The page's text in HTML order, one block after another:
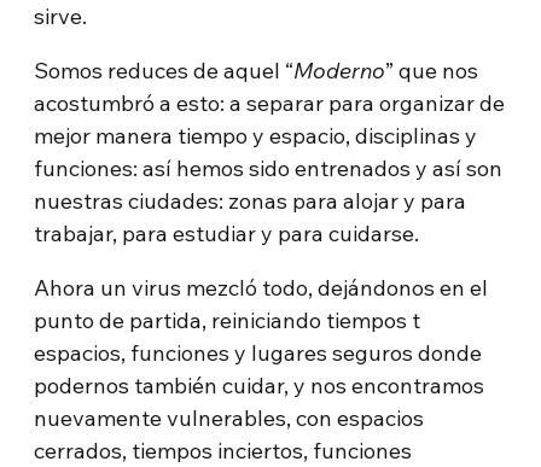
sirve.
Somos reduces de aquel “Moderno” que nos
acostumbró a esto: a separar para organizar de
mejor manera tiempo y espacio, disciplinas y
funciones: así hemos sido entrenados y así son
nuestras ciudades: zonas para alojar y para
trabajar, para estudiar y para cuidarse.
Ahora un virus mezcló todo, dejándonos en el
punto de partida, reiniciando tiempos t
espacios, funciones y lugares seguros donde
podernos también cuidar, y nos encontramos
nuevamente vulnerables, con espacios
cerrados, tiempos inciertos, funciones